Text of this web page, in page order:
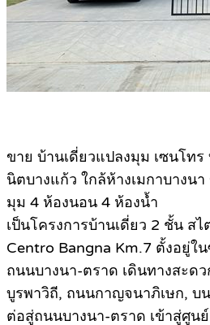
ขาย บ้านเดี่ยวแปลงมุม เซนโท
นิตบางแก้ว ใกล้ห้างเมกาบางน
มุม 4 ห้องนอน 4 ห้องน้ำ
เป็นโครงการบ้านเดี่ยว 2 ชั้น ส
Centro Bangna Km.7 ตั้งอยู่ใ
ถนนบางนา-ตราด เดินทางสะด
บูรพาวิถี, ถนนกาญจนาภิเษก, บ
ต่อสู่ถนนบางนา-ตราด เข้าสู่ศูน